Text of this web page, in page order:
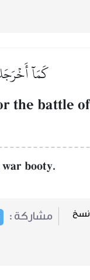
كَمَآ
the battle
booty.
مشاركة :